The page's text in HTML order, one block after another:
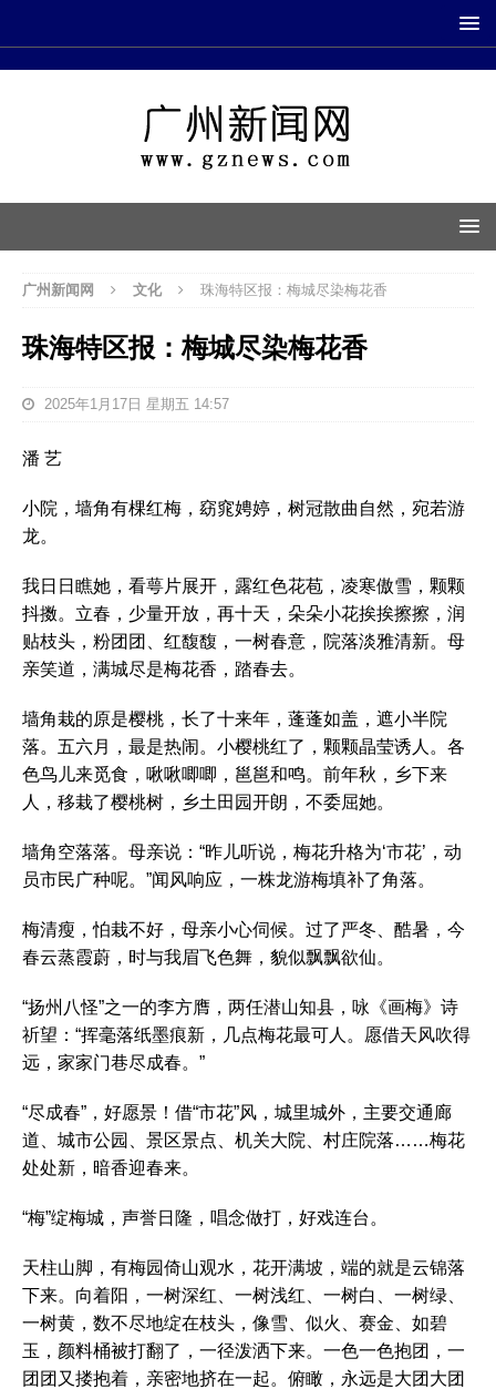
广州新闻网 文化 珠海特区报：梅城尽染梅花香
珠海特区报：梅城尽染梅花香
2025年1月17日 星期五 14:57
潘 艺
小院，墙角有棵红梅，窈窕娉婷，树冠散曲自然，宛若游
龙。
我日日瞧她，看萼片展开，露红色花苞，凌寒傲雪，颗颗
抖擞。立春，少量开放，再十天，朵朵小花挨挨擦擦，润
贴枝头，粉团团、红馥馥，一树春意，院落淡雅清新。母
亲笑道，满城尽是梅花香，踏春去。
墙角栽的原是樱桃，长了十来年，蓬蓬如盖，遮小半院
落。五六月，最是热闹。小樱桃红了，颗颗晶莹诱人。各
色鸟儿来觅食，啾啾唧唧，邕邕和鸣。前年秋，乡下来
人，移栽了樱桃树，乡土田园开朗，不委屈她。
墙角空落落。母亲说：“昨儿听说，梅花升格为‘市花’，动
员市民广种呢。”闻风响应，一株龙游梅填补了角落。
梅清瘦，怕栽不好，母亲小心伺候。过了严冬、酷暑，今
春云蒸霞蔚，时与我眉飞色舞，貌似飘飘欲仙。
“扬州八怪”之一的李方膺，两任潜山知县，咏《画梅》诗
祈望：“挥毫落纸墨痕新，几点梅花最可人。愿借天风吹得
远，家家门巷尽成春。”
“尽成春”，好愿景！借“市花”风，城里城外，主要交通廊
道、城市公园、景区景点、机关大院、村庄院落……梅花
处处新，暗香迎春来。
“梅”绽梅城，声誉日隆，唱念做打，好戏连台。
天柱山脚，有梅园倚山观水，花开满坡，端的就是云锦落
下来。向着阳，一树深红、一树浅红、一树白、一树绿、
一树黄，数不尽地绽在枝头，像雪、似火、赛金、如碧
玉，颜料桶被打翻了，一径泼洒下来。一色一色抱团，一
团团又搂抱着，亲密地挤在一起。俯瞰，永远是大团大团